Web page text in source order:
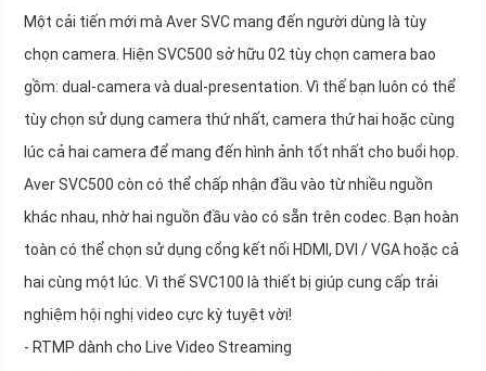
Một cải tiến mới mà Aver SVC mang đến người dùng là tùy
chọn camera. Hiện SVC500 sở hữu 02 tùy chọn camera bao
gồm: dual-camera và dual-presentation. Vì thế bạn luôn có thể
tùy chọn sử dụng camera thứ nhất, camera thứ hai hoặc cùng
lúc cả hai camera để mang đến hình ảnh tốt nhất cho buổi họp.
Aver SVC500 còn có thể chấp nhận đầu vào từ nhiều nguồn
khác nhau, nhờ hai nguồn đầu vào có sẵn trên codec. Bạn hoàn
toàn có thể chọn sử dụng cổng kết nối HDMI, DVI / VGA hoặc cả
hai cùng một lúc. Vì thế SVC100 là thiết bị giúp cung cấp trải
nghiệm hội nghị video cực kỳ tuyệt vời!
- RTMP dành cho Live Video Streaming